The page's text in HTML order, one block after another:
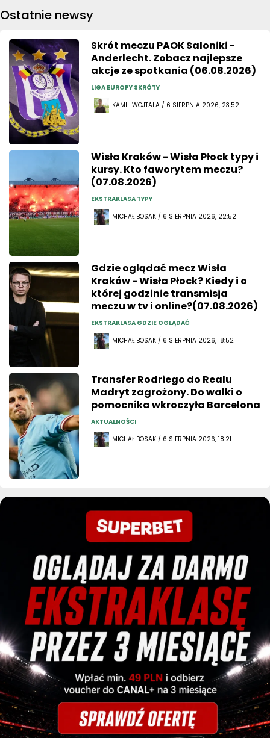
Ostatnie newsy
Skrót meczu PAOK Saloniki -
Anderlecht. Zobacz najlepsze
akcje ze spotkania (06.08.2026)
LIGA EUROPY SKRÓTY
KAMIL WOJTALA / 6 SIERPNIA 2026, 23:52
Wisła Kraków - Wisła Płock typy i
kursy. Kto faworytem meczu?
(07.08.2026)
EKSTRAKLASA TYPY
MICHAŁ BOSAK / 6 SIERPNIA 2026, 22:52
Gdzie oglądać mecz Wisła
Kraków - Wisła Płock? Kiedy i o
której godzinie transmisja
meczu w tv i online?(07.08.2026)
EKSTRAKLASA GDZIE OGLĄDAĆ
MICHAŁ BOSAK / 6 SIERPNIA 2026, 18:52
Transfer Rodriego do Realu
Madryt zagrożony. Do walki o
pomocnika wkroczyła Barcelona
AKTUALNOŚCI
MICHAŁ BOSAK / 6 SIERPNIA 2026, 18:21